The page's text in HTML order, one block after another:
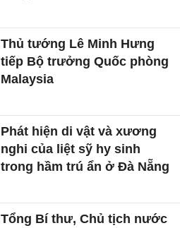
Thủ tướng Lê Minh Hưng
tiếp Bộ trưởng Quốc phòng
Malaysia
Phát hiện di vật và xương
nghi của liệt sỹ hy sinh
trong hầm trú ẩn ở Đà Nẵng
Tổng Bí thư, Chủ tịch nước